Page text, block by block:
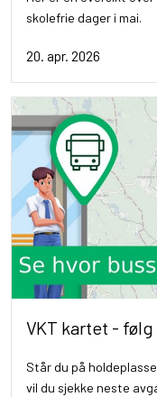
skolefrie dager i mai.
20. apr. 2026
VKT kartet -
Står du på
vil du sjekke neste